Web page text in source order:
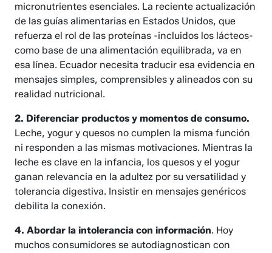
micronutrientes esenciales. La reciente actualización
de las guías alimentarias en Estados Unidos, que
refuerza el rol de las proteínas -incluidos los lácteos-
como base de una alimentación equilibrada, va en
esa línea. Ecuador necesita traducir esa evidencia en
mensajes simples, comprensibles y alineados con su
realidad nutricional.
2. Diferenciar productos y momentos de consumo.
Leche, yogur y quesos no cumplen la misma función
ni responden a las mismas motivaciones. Mientras la
leche es clave en la infancia, los quesos y el yogur
ganan relevancia en la adultez por su versatilidad y
tolerancia digestiva. Insistir en mensajes genéricos
debilita la conexión.
4. Abordar la intolerancia con información. Hoy
muchos consumidores se autodiagnostican con